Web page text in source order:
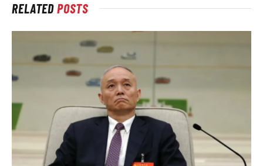
RELATEDPOSTS